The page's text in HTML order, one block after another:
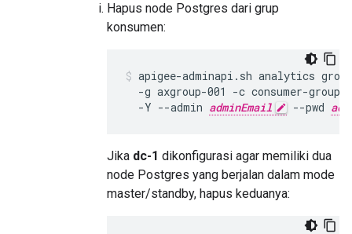
Hapus node Postgres dari grup
konsumen:
apigee-adminapi.sh analytics
-g axgroup-001 -c consumer-
  -Y --admin
adminEmail --pwd
Jika dc-1 dikonfigurasi agar memiliki dua
node Postgres yang berjalan dalam mode
master/standby, hapus keduanya: